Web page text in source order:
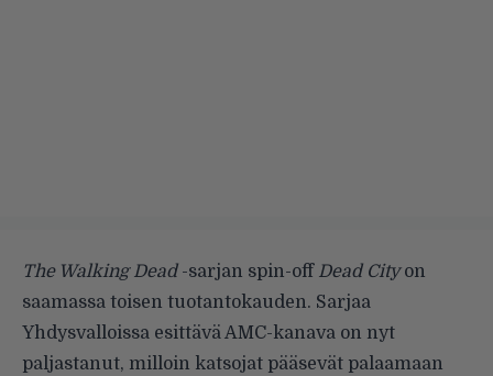
The Walking Dead-sarjan spin-off Dead Cityon
saamassa toisen tuotantokauden. Sarjaa
Yhdysvalloissa esittävä AMC-kanava on nyt
paljastanut, milloin katsojat pääsevät palaamaan